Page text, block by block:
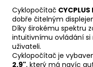
Cyklopočítač CYCPLUS
dobře čitelným
Díky širokému spektru
intuitivnímu ovládání
uživateli.
Cyklopočítač je
2,9", který má navíc
PŘILBA
KASK
PROTONE
ICON
WHITE
6
890